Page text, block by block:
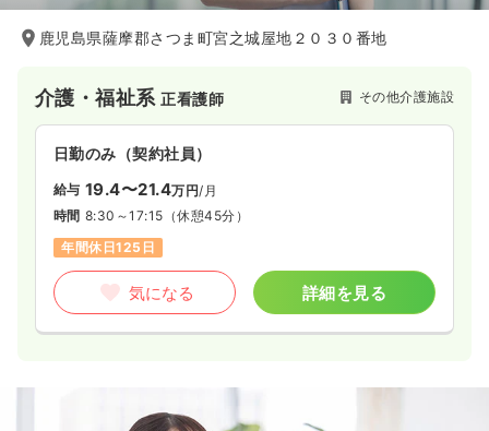
※一例
時間 8:30～17:00
気になる 詳細を見る
鹿児島県薩摩郡さつま町宮之城屋地２０３０番地
介護・福祉系正看護師 その他介護施設
日勤のみ（契約社員）
給与 19.4〜21.4万円/月
時間 8:30～17:15 （休憩45分）
年間休日125日
気になる 詳細を見る